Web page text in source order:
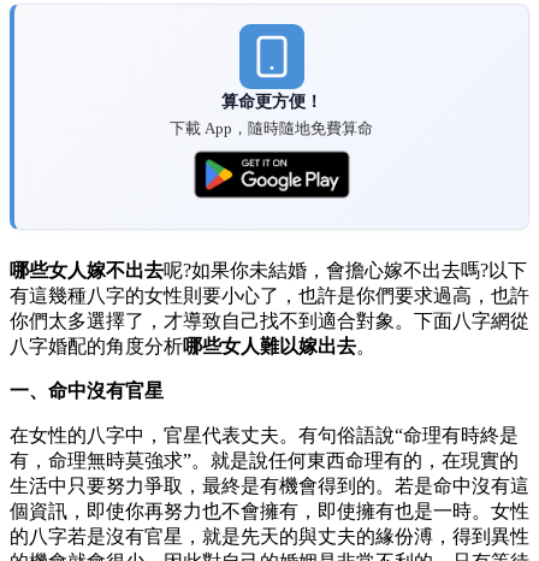
算命更方便！
下載 App，隨時隨地免費算命
哪些女人嫁不出去呢?如果你未結婚，會擔心嫁不出去嗎?以下
有這幾種八字的女性則要小心了，也許是你們要求過高，也許
你們太多選擇了，才導致自己找不到適合對象。下面八字網從
八字婚配的角度分析哪些女人難以嫁出去。
一、命中沒有官星
在女性的八字中，官星代表丈夫。有句俗語說“命理有時終是
有，命理無時莫強求”。就是說任何東西命理有的，在現實的
生活中只要努力爭取，最終是有機會得到的。若是命中沒有這
個資訊，即使你再努力也不會擁有，即使擁有也是一時。女性
的八字若是沒有官星，就是先天的與丈夫的緣份溥，得到異性